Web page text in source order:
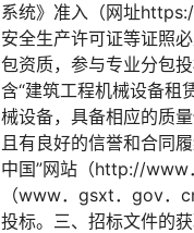
系统》准入（网址
安全生产许可证等证照
包资质，参与专业分包
含“建筑工程机械设备租
械设备，具备相应的质
且有良好的信誉和合同
中国”网站（http://www
（www．gsxt．gov．
投标。三、招标文件的